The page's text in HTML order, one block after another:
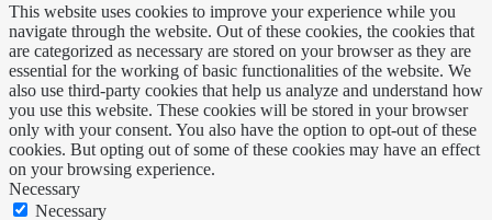
This website uses cookies to improve your experience while you
navigate through the website. Out of these cookies, the cookies that
are categorized as necessary are stored on your browser as they are
essential for the working of basic functionalities of the website. We
also use third-party cookies that help us analyze and understand how
you use this website. These cookies will be stored in your browser
only with your consent. You also have the option to opt-out of these
cookies. But opting out of some of these cookies may have an effect
on your browsing experience.
Necessary
Necessary